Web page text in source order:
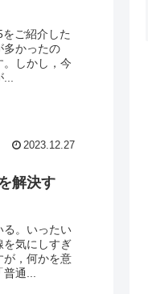
ご紹介した
多かったの
。しかし，今
2023.12.27
解決す
る。いったい
を気にしすぎ
が，何かを意
通...